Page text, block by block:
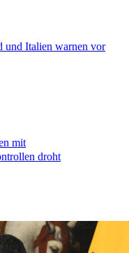
und Italien warnen vor
mit
droht